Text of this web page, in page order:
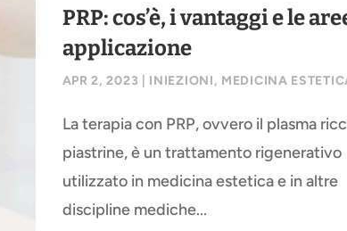
PRP: cos’è, i vantaggi e le
applicazione
APR 2, 2023 INIEZIONI, MEDICINA
La terapia con PRP, ovvero il plasma
piastrine, è un trattamento rigenerativo
utilizzato in medicina estetica e in altre
discipline mediche...